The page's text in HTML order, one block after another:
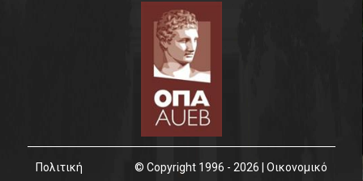
Πολιτική © Copyright 1996 - 2026 | Οικονομικό